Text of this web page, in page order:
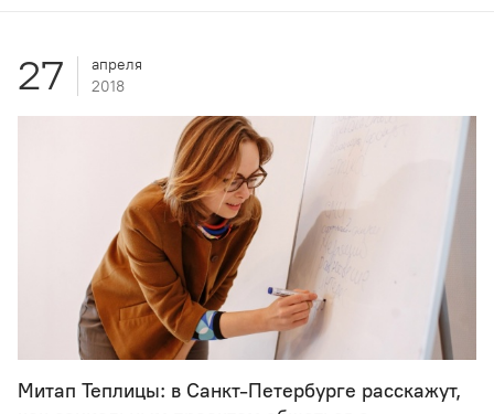
27
апреля
2018
Митап Теплицы: в Санкт-Петербурге расскажут,